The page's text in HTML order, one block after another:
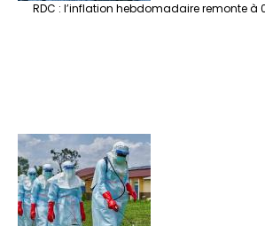
RDC : l’inflation hebdomadaire remonte à